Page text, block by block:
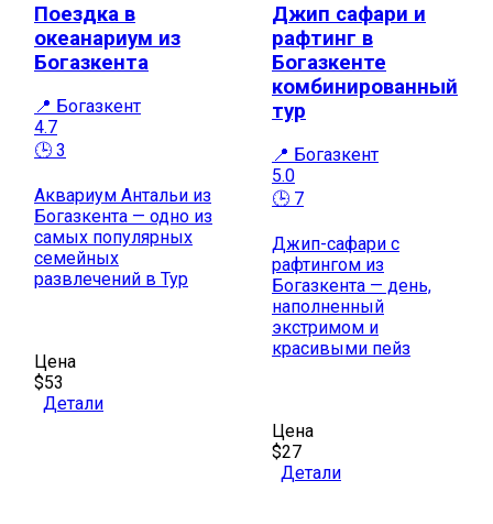
Поездка в
океанариум из
Богазкента
📍 Богазкент
4.7
🕒 3
Аквариум Антальи из
Богазкента — одно из
самых популярных
семейных
развлечений в Тур
Цена
$53
Детали
Джип сафари и
рафтинг в
Богазкенте
комбинированный
тур
📍 Богазкент
5.0
🕒 7
Джип-сафари с
рафтингом из
Богазкента — день,
наполненный
экстримом и
красивыми пейз
Цена
$27
Детали